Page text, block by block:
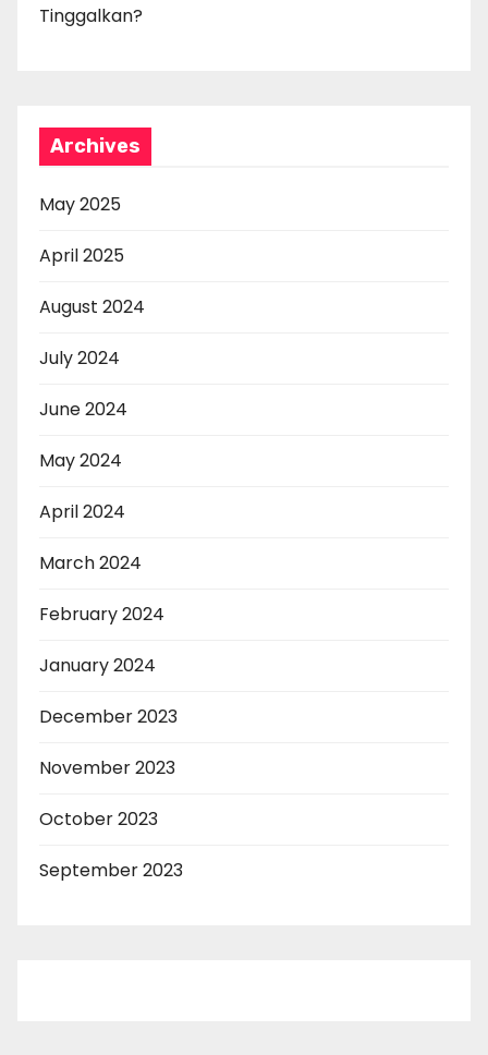
Tinggalkan?
Archives
May 2025
April 2025
August 2024
July 2024
June 2024
May 2024
April 2024
March 2024
February 2024
January 2024
December 2023
November 2023
October 2023
September 2023